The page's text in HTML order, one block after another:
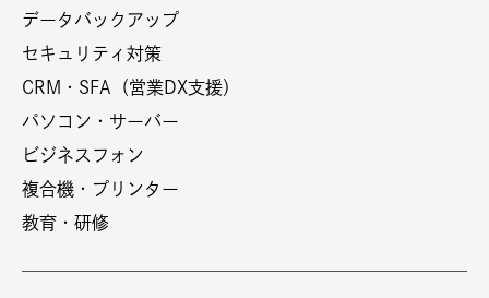
データバックアップ
セキュリティ対策
CRM・SFA（営業DX支援）
パソコン・サーバー
ビジネスフォン
複合機・プリンター
教育・研修